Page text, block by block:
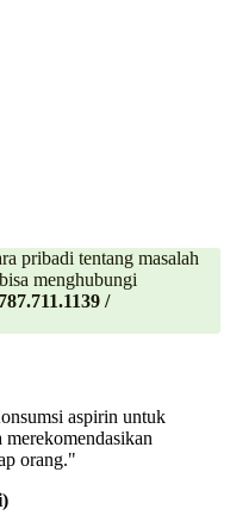
pribadi tentang masalah
menghubungi
/
aspirin untuk
orang."